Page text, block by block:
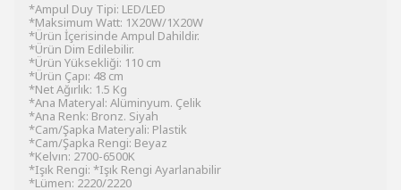
*Ampul Duy Tipi: LED/LED
*Maksimum Watt: 1X20W/1X20W
*Ürün İçerisinde Ampul Dahildir.
*Ürün Dim Edilebilir.
*Ürün Yüksekliği: 110 cm
*Ürün Çapı: 48 cm
*Net Ağırlık: 1.5 Kg
*Ana Materyal: Alüminyum. Çelik
*Ana Renk: Bronz. Siyah
*Cam/Şapka Materyali: Plastik
*Cam/Şapka Rengi: Beyaz
*Kelvın: 2700-6500K
*Işık Rengi: *Işık Rengi Ayarlanabilir
*Lümen: 2220/2220